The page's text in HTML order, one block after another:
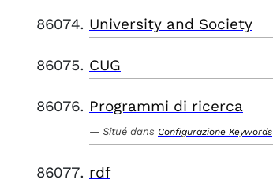
University and Society
CUG
Programmi di ricerca
Situé dans Configurazione Keywords
rdf